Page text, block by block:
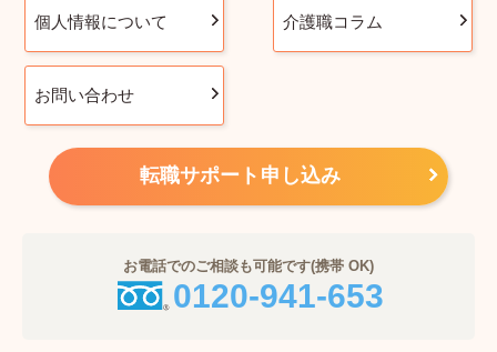
個人情報について 介護職コラム
お問い合わせ
転職サポート申し込み
お電話でのご相談も可能です(携帯 OK)
0120-941-653